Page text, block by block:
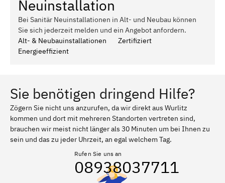
Neuinstallation
Bei Sanitär Neuinstallationen in Alt- und Neubau können
Sie sich jederzeit melden und ein Angebot anfordern.
Alt- & Neubauinstallationen
Zertifiziert
Energieeffizient
Sie benötigen dringend Hilfe?
Zögern Sie nicht uns anzurufen, da wir direkt aus Wurlitz
kommen und dort mit mehreren Standorten vertreten sind,
brauchen wir meist nicht länger als 30 Minuten um bei Ihnen zu
sein und das zu jeder Uhrzeit, an egal welchem Tag.
Rufen Sie uns an
08938037711